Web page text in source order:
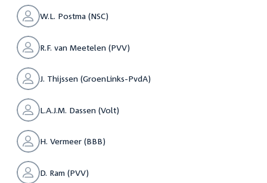
W.L. Postma (NSC)
R.F. van Meetelen (PVV)
J. Thijssen (GroenLinks-PvdA)
L.A.J.M. Dassen (Volt)
H. Vermeer (BBB)
D. Ram (PVV)